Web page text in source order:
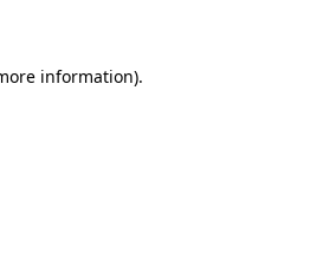
information).